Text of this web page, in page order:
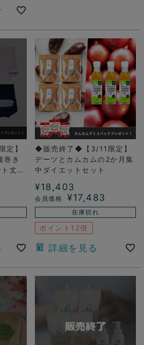
】
巻き
丈1
◆販売終了◆【3/11限定】
デーツとカムカムの2か月集
中ダイエットセット
¥18,403
¥17,483
在庫切れ
ポイント12倍
詳細を見る